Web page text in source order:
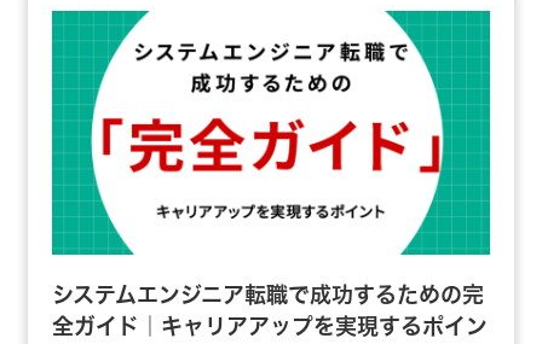
システムエンジニア転職で成功するための完
全ガイド｜キャリアアップを実現するポイン